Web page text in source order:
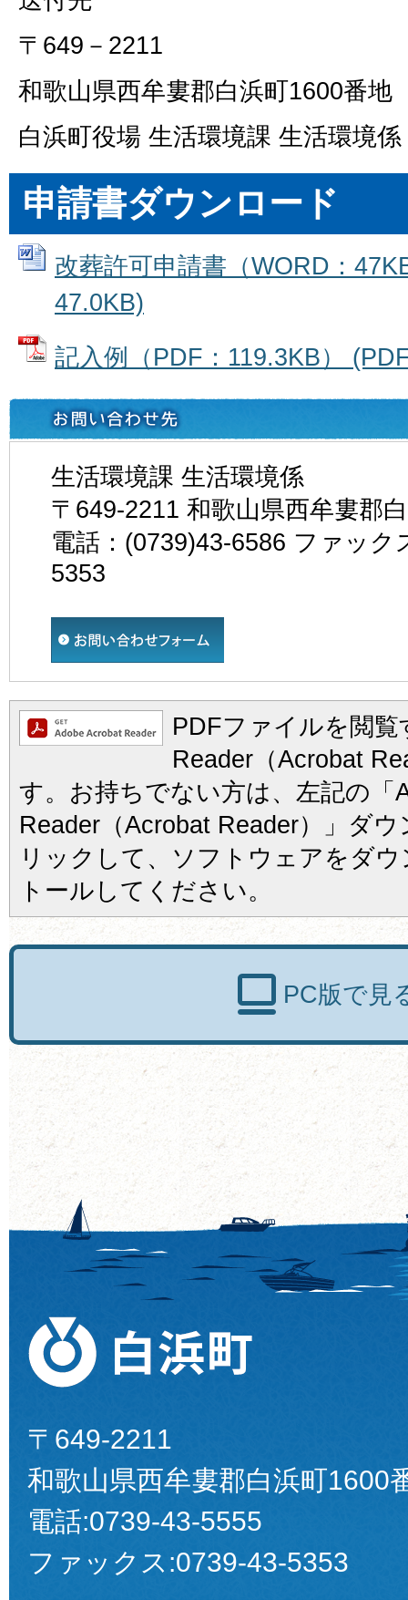
〒649－2211
和歌山県西牟婁郡白浜町1600番地
白浜町役場 生活環境課 生活環境係
申請書ダウンロード
改葬許可申請書（WORD：
47.0KB)
記入例（PDF：119.3KB）
生活環境課 生活環境係
〒649-2211 和歌山県西牟婁郡
電話：(0739)43-6586 ファック
5353
PDFファイルを閲
Reader（Acrobat
す。お持ちでない方は、左記の「
Reader（Acrobat Reader）」ダ
リックして、ソフトウェアをダ
トールしてください。
PC版で見
〒649-2211
和歌山県西牟婁郡白浜町1600
電話:0739-43-5555
ファックス:0739-43-5353